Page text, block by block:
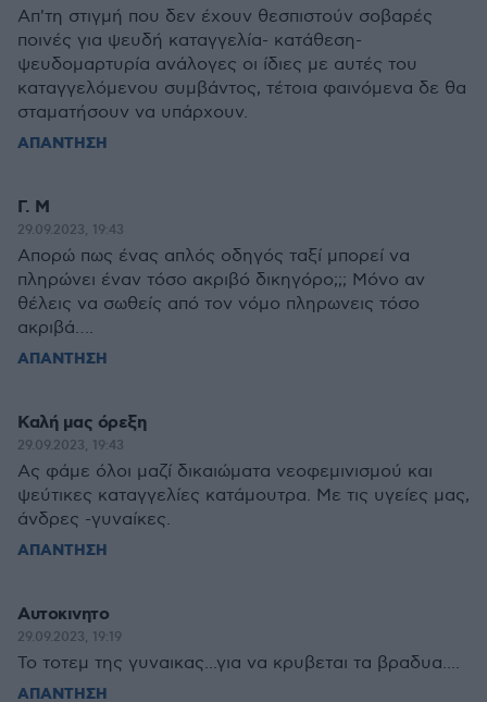
Απ'τη στιγμή που δεν έχουν θεσπιστούν σοβαρές
ποινές για ψευδή καταγγελία- κατάθεση-
ψευδομαρτυρία ανάλογες οι ίδιες με αυτές του
καταγγελόμενου συμβάντος, τέτοια φαινόμενα δε θα
σταματήσουν να υπάρχουν.
ΑΠΑΝΤΗΣΗ
Γ. Μ
29.09.2023, 19:43
Απορώ πως ένας απλός οδηγός ταξί μπορεί να
πληρώνει έναν τόσο ακριβό δικηγόρο;;; Μόνο αν
θέλεις να σωθείς από τον νόμο πληρωνεις τόσο
ακριβά….
ΑΠΑΝΤΗΣΗ
Καλή μας όρεξη
29.09.2023, 19:43
Ας φάμε όλοι μαζί δικαιώματα νεοφεμινισμού και
ψεύτικες καταγγελίες κατάμουτρα. Με τις υγείες μας,
άνδρες -γυναίκες.
ΑΠΑΝΤΗΣΗ
Αυτοκινητο
29.09.2023, 19:19
Το τοτεμ της γυναικας...για να κρυβεται τα βραδυα....
ΑΠΑΝΤΗΣΗ